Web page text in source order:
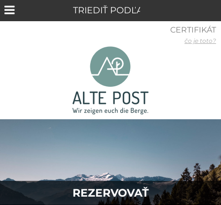
REZERVOVAŤ
CERTIFIKÁT
čo je toto?